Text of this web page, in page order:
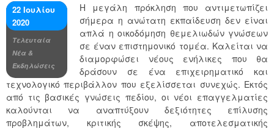
22 Ιουλίου
2020
Τελευταία
Νέα &
Εκδηλώσεις
Η μεγάλη πρόκληση που αντιμετωπίζει
σήμερα η ανώτατη εκπαίδευση δεν είναι
απλά η οικοδόμηση θεμελιωδών γνώσεων
σε έναν επιστημονικό τομέα. Καλείται να
διαμορφώσει νέους ενήλικες που θα
δράσουν σε ένα επιχειρηματικό και
τεχνολογικό περιβάλλον που εξελίσσεται συνεχώς. Εκτός
από τις βασικές γνώσεις πεδίου, οι νέοι επαγγελματίες
καλούνται να αναπτύξουν δεξιότητες επίλυσης
προβλημάτων, κριτικής σκέψης, αποτελεσματικής